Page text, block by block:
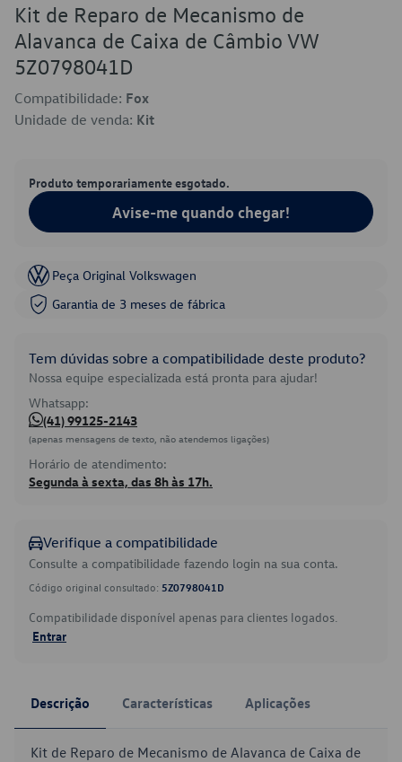
Kit de Reparo de Mecanismo de
Alavanca de Caixa de Câmbio VW
5Z0798041D
Compatibilidade: Fox
Unidade de venda: Kit
Produto temporariamente esgotado.
Avise-me quando chegar!
Peça Original Volkswagen
Garantia de 3 meses de fábrica
Tem dúvidas sobre a compatibilidade deste produto?
Nossa equipe especializada está pronta para ajudar!
Whatsapp:
(41) 99125-2143
(apenas mensagens de texto, não atendemos ligações)
Horário de atendimento:
Segunda à sexta, das 8h às 17h.
Verifique a compatibilidade
Consulte a compatibilidade fazendo login na sua conta.
Código original consultado: 5Z0798041D
Compatibilidade disponível apenas para clientes logados.
Entrar
Descrição Características Aplicações
Kit de Reparo de Mecanismo de Alavanca de Caixa de